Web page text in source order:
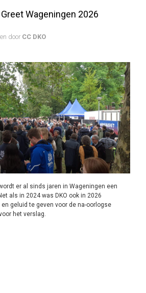
Wageningen 2026
door CC DKO
er al sinds jaren in Wageningen een
als in 2024 was DKO ook in 2026
geluid te geven voor de na-oorlogse
het verslag.